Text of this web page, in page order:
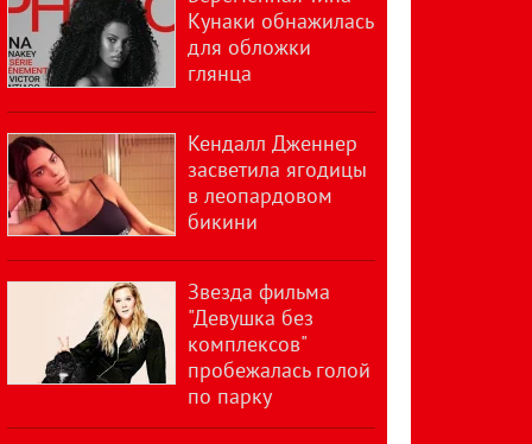
Кунаки обнажилась
для обложки
глянца
Кендалл Дженнер
засветила ягодицы
в леопардовом
бикини
Звезда фильма
"Девушка без
комплексов"
пробежалась голой
по парку